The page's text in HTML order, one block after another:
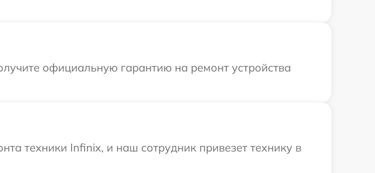
официальную гарантию на ремонт устройства
техники Infinix, и наш сотрудник привезет технику в